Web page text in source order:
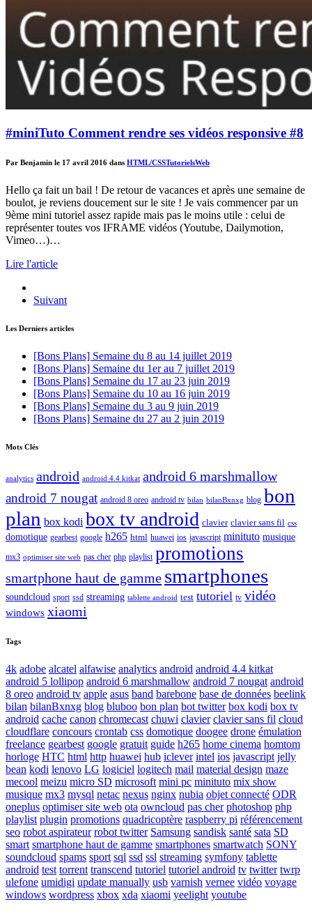
#miniTuto Comment rendre ses vidéos responsive #8
Par Benjamin le 17 avril 2016 dans HTML/CSSTutorielsWeb
Hello ça fait un bail ! De retour de vacances et après une semaine de
boulot, je reviens doucement sur le site ! Je vais commencer par un
9ème mini tutoriel assez rapide mais pas le moins utile : celui de
représenter toutes vos IFRAME vidéos (Youtube, Dailymotion,
Vimeo…)…
Lire l'article
Suivant
Les Derniers articles
[Bons Plans] Semaine du 8 au 14 juillet 2019
[Bons Plans] Semaine du 1er au 7 juillet 2019
[Bons Plans] Semaine du 17 au 23 juin 2019
[Bons Plans] Semaine du 10 au 16 juin 2019
[Bons Plans] Semaine du 3 au 9 juin 2019
[Bons Plans] Semaine du 27 au 2 juin 2019
Mots Clés
analytics android android 4.4 kitkat android 6 marshmallow
android 7 nougat android 8 oreo android tv bilan bilanBxnxg blog bon
plan box kodi box tv android clavier clavier sans fil css
domotique gearbest google h265 html huawei ios javascript minituto musique
mx3 optimiser site web pas cher php playlist promotions
smartphone haut de gamme smartphones
soundcloud sport ssd streaming tablette android test tutoriel tv vidéo
windows xiaomi
Tags
4k adobe alcatel alfawise analytics android android 4.4 kitkat
android 5 lollipop android 6 marshmallow android 7 nougat android
8 oreo android tv apple asus band barebone base de données beelink
bilan bilanBxnxg blog bluboo bon plan bot twitter box kodi box tv
android cache canon chromecast chuwi clavier clavier sans fil cloud
cloudflare concours crontab css domotique doogee drone émulation
freelance gearbest google gratuit guide h265 home cinema homtom
horloge HTC html http huawei hub iclever intel ios javascript jelly
bean kodi lenovo LG logiciel logitech mail material design maze
mecool meizu micro SD microsoft mini pc minituto mix show
musique mx3 mysql netac nexus nginx nubia objet connecté ODR
oneplus optimiser site web ota owncloud pas cher photoshop php
playlist plugin promotions quadricoptère raspberry pi référencement
seo robot aspirateur robot twitter Samsung sandisk santé sata SD
smart smartphone haut de gamme smartphones smartwatch SONY
soundcloud spams sport sql ssd ssl streaming symfony tablette
android test torrent transcend tutoriel tutoriel android tv twitter twrp
ulefone umidigi update manually usb varnish vernee vidéo voyage
windows wordpress xbox xda xiaomi yeelight youtube